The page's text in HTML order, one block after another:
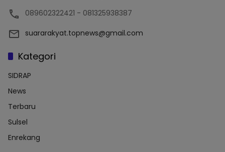
089602322421 - 081325938387
suararakyat.topnews@gmail.com
Kategori
SIDRAP
News
Terbaru
Sulsel
Enrekang